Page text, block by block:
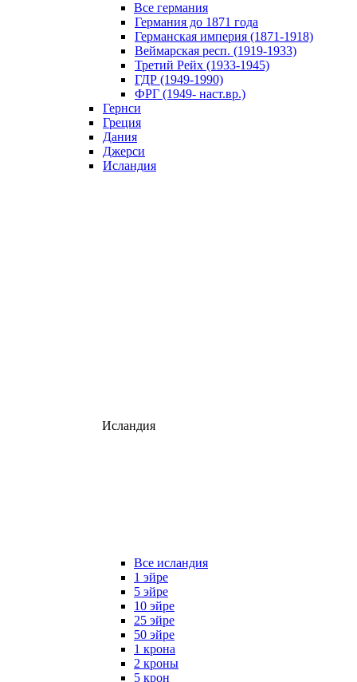
Все германия
Германия до 1871 года
Германская империя (1871-1918)
Веймарская респ. (1919-1933)
Третий Рейх (1933-1945)
ГДР (1949-1990)
ФРГ (1949- наст.вр.)
Гернси
Греция
Дания
Джерси
Исландия
Исландия
Все исландия
1 эйре
5 эйре
10 эйре
25 эйре
50 эйре
1 крона
2 кроны
5 крон